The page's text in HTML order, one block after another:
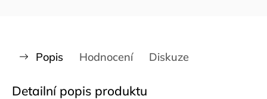
Popis Hodnocení Diskuze
Detailní popis produktu